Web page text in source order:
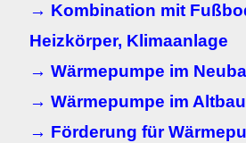
→ Kombination mit
Heizkörper, Klimaanlage
→ Wärmepumpe im
→ Wärmepumpe im
→ Förderung für